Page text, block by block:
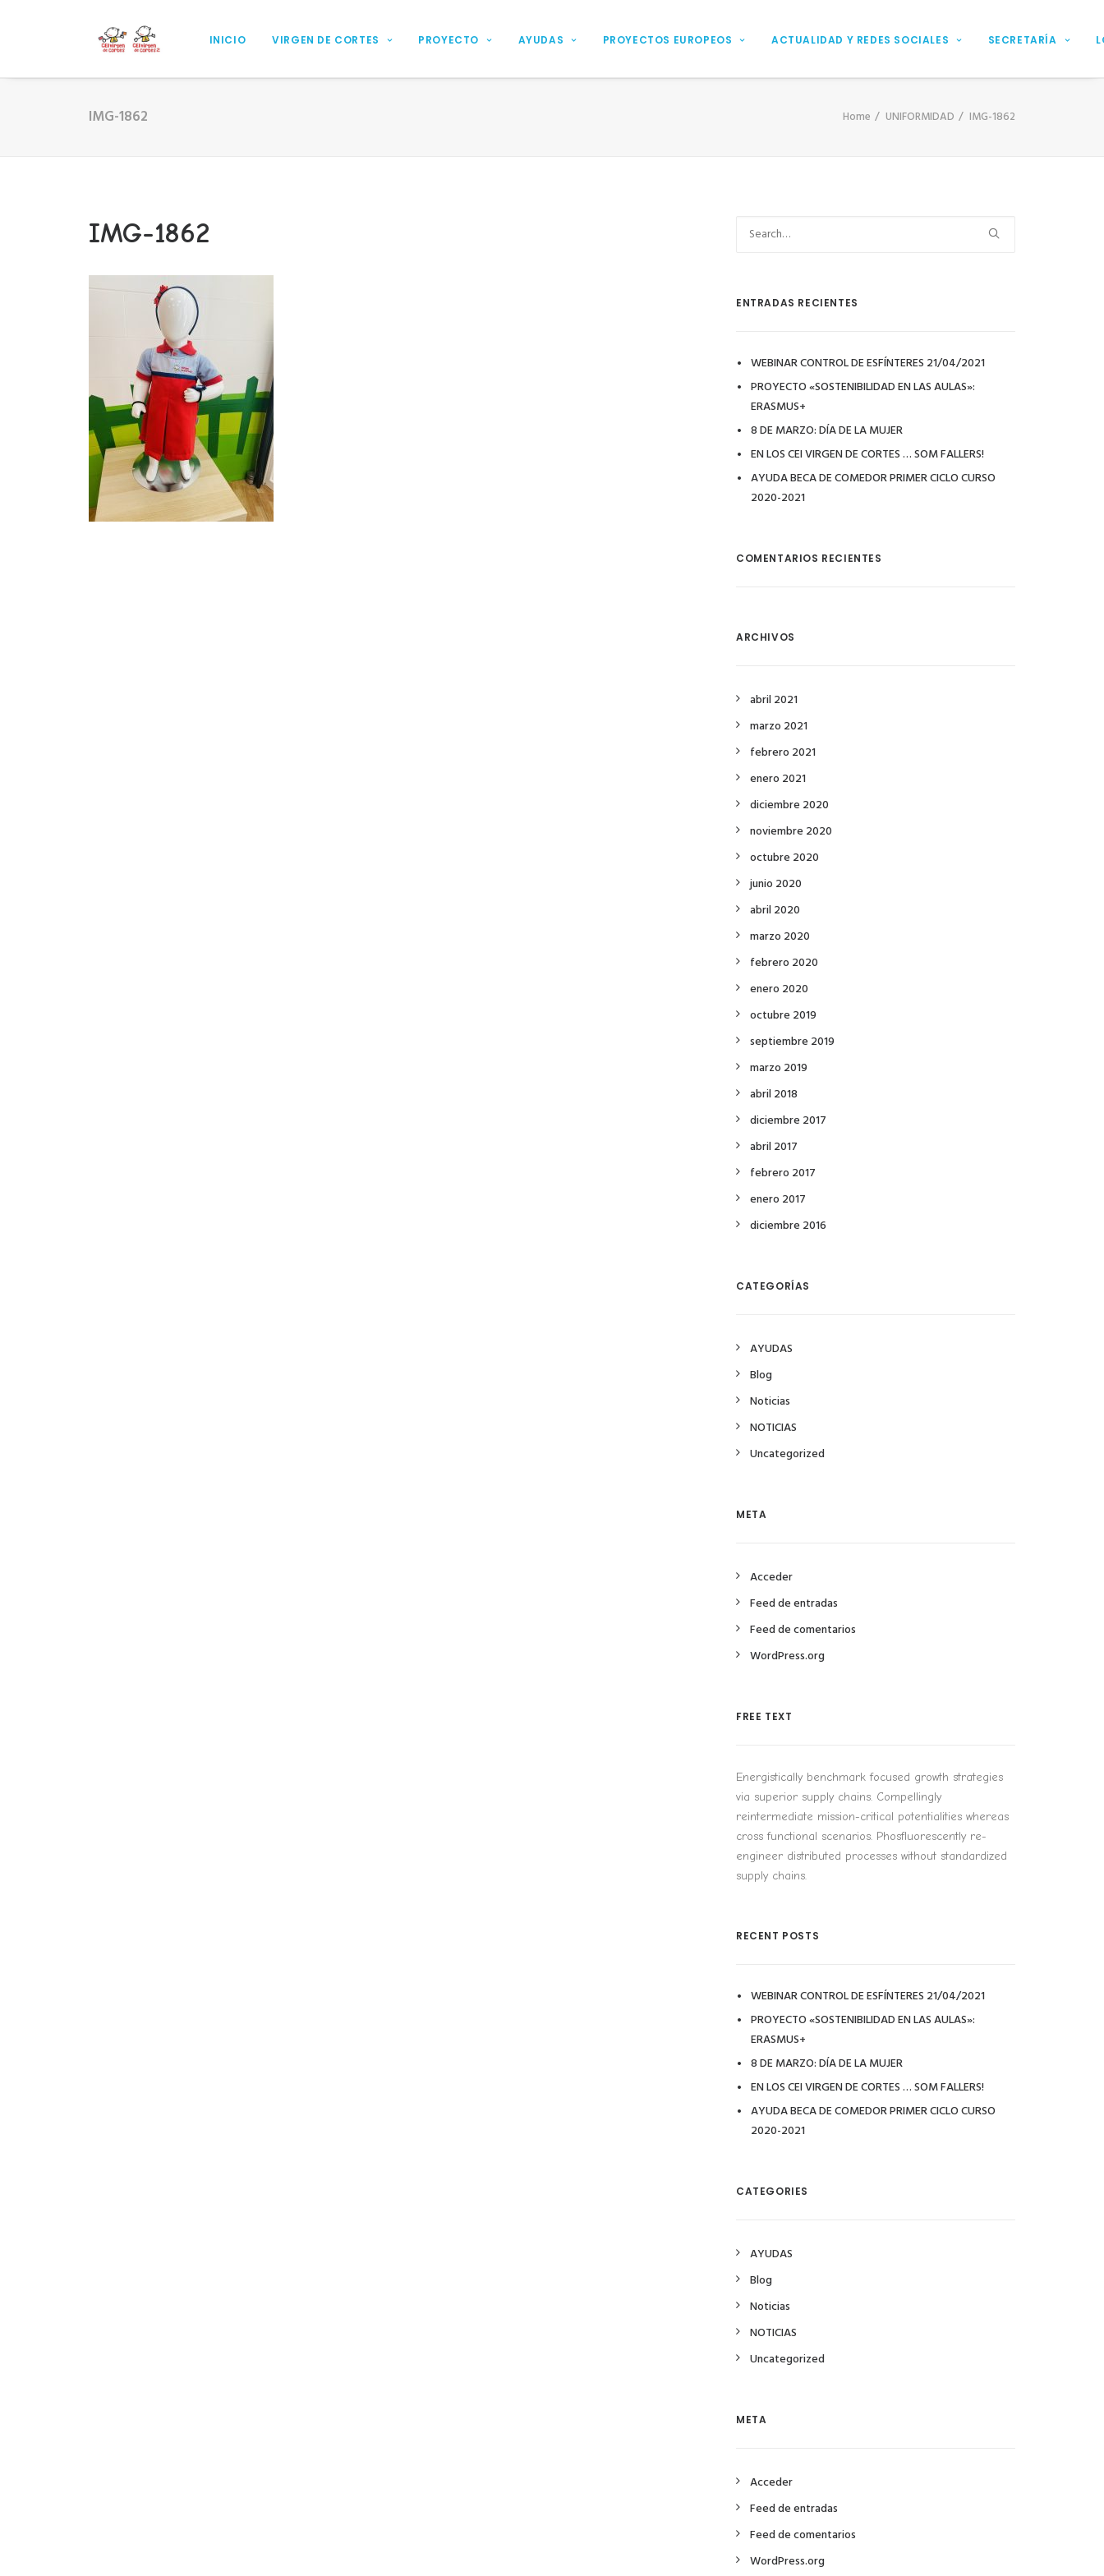
INICIO VIRGEN DE CORTES PROYECTO AYUDAS PROYECTOS EUROPEOS ACTUALIDAD Y REDES SOCIALES SECRETARÍA
IMG-1862 Home UNIFORMIDAD IMG-1862
IMG-1862
ENTRADAS RECIENTES
WEBINAR CONTROL DE ESFÍNTERES 21/04/2021
PROYECTO «SOSTENIBILIDAD EN LAS AULAS»:
ERASMUS+
8 DE MARZO: DÍA DE LA MUJER
EN LOS CEI VIRGEN DE CORTES … SOM FALLERS!
AYUDA BECA DE COMEDOR PRIMER CICLO CURSO
2020-2021
COMENTARIOS RECIENTES
ARCHIVOS
abril 2021
marzo 2021
febrero 2021
enero 2021
diciembre 2020
noviembre 2020
octubre 2020
junio 2020
abril 2020
marzo 2020
febrero 2020
enero 2020
octubre 2019
septiembre 2019
marzo 2019
abril 2018
diciembre 2017
abril 2017
febrero 2017
enero 2017
diciembre 2016
CATEGORÍAS
AYUDAS
Blog
Noticias
NOTICIAS
Uncategorized
META
Acceder
Feed de entradas
Feed de comentarios
WordPress.org
FREE TEXT
Energistically benchmark focused growth strategies
via superior supply chains. Compellingly
reintermediate mission-critical potentialities whereas
cross functional scenarios. Phosfluorescently re-
engineer distributed processes without standardized
supply chains.
RECENT POSTS
WEBINAR CONTROL DE ESFÍNTERES 21/04/2021
PROYECTO «SOSTENIBILIDAD EN LAS AULAS»:
ERASMUS+
8 DE MARZO: DÍA DE LA MUJER
EN LOS CEI VIRGEN DE CORTES … SOM FALLERS!
AYUDA BECA DE COMEDOR PRIMER CICLO CURSO
2020-2021
CATEGORIES
AYUDAS
Blog
Noticias
NOTICIAS
Uncategorized
META
Acceder
Feed de entradas
Feed de comentarios
WordPress.org